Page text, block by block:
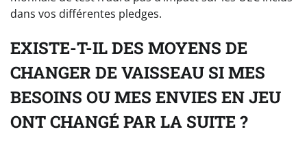
dans vos différentes pledges.
EXISTE-T-IL DES MOYENS DE
CHANGER DE VAISSEAU SI MES
BESOINS OU MES ENVIES EN JEU
ONT CHANGÉ PAR LA SUITE ?